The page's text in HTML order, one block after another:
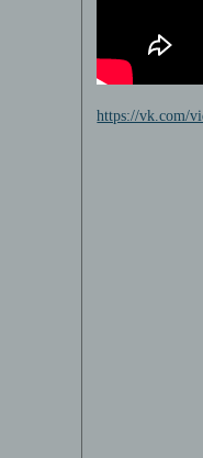
https://vk.com/